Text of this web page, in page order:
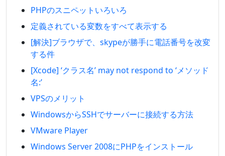
PHPのスニペットいろいろ
定義されている変数をすべて表示する
[解決]ブラウザで、skypeが勝手に電話番号を改変
する件
[Xcode] ‘クラス名’ may not respond to ‘メソッド
名:’
VPSのメリット
WindowsからSSHでサーバーに接続する方法
VMware Player
Windows Server 2008にPHPをインストール